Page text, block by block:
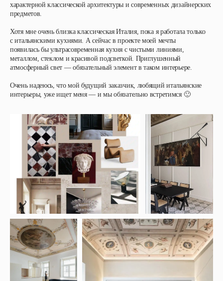
характерной классической архитектуры и современных дизайнерских
предметов.
Хотя мне очень близка классическая Италия, пока я работала только
с итальянскими кухнями. А сейчас в проекте моей мечты
появилась бы ультрасовременная кухня с чистыми линиями,
металлом, стеклом и красивой подсветкой. Приглушенный
атмосферный свет — обязательный элемент в таком интерьере.
Очень надеюсь, что мой будущий заказчик, любящий итальянские
интерьеры, уже ищет меня — и мы обязательно встретимся 🙂